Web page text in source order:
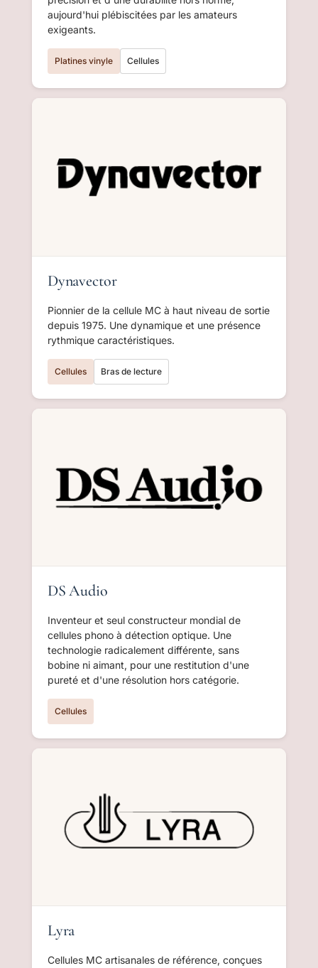
aujourd'hui plébiscitées par les amateurs
exigeants.
Platines vinyle Cellules
Dynavector
Pionnier de la cellule MC à haut niveau de sortie
depuis 1975. Une dynamique et une présence
rythmique caractéristiques.
Cellules Bras de lecture
DS Audio
Inventeur et seul constructeur mondial de
cellules phono à détection optique. Une
technologie radicalement différente, sans
bobine ni aimant, pour une restitution d'une
pureté et d'une résolution hors catégorie.
Cellules
Lyra
Cellules MC artisanales de référence, conçues